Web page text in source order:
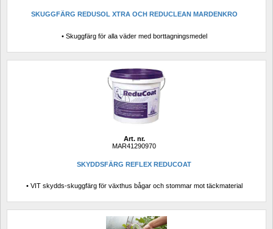
SKUGGFÄRG REDUSOL XTRA OCH REDUCLEAN MARDENKRO
• Skuggfärg för alla väder med borttagningsmedel
Art. nr.
MAR41290970
SKYDDSFÄRG REFLEX REDUCOAT
• VIT skydds-skuggfärg för växthus bågar och stommar mot täckmaterial